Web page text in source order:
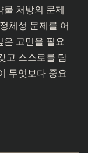
처방의 문제
체성 문제를 어
은 고민을 필요
고 스스로를 탐
무엇보다 중요